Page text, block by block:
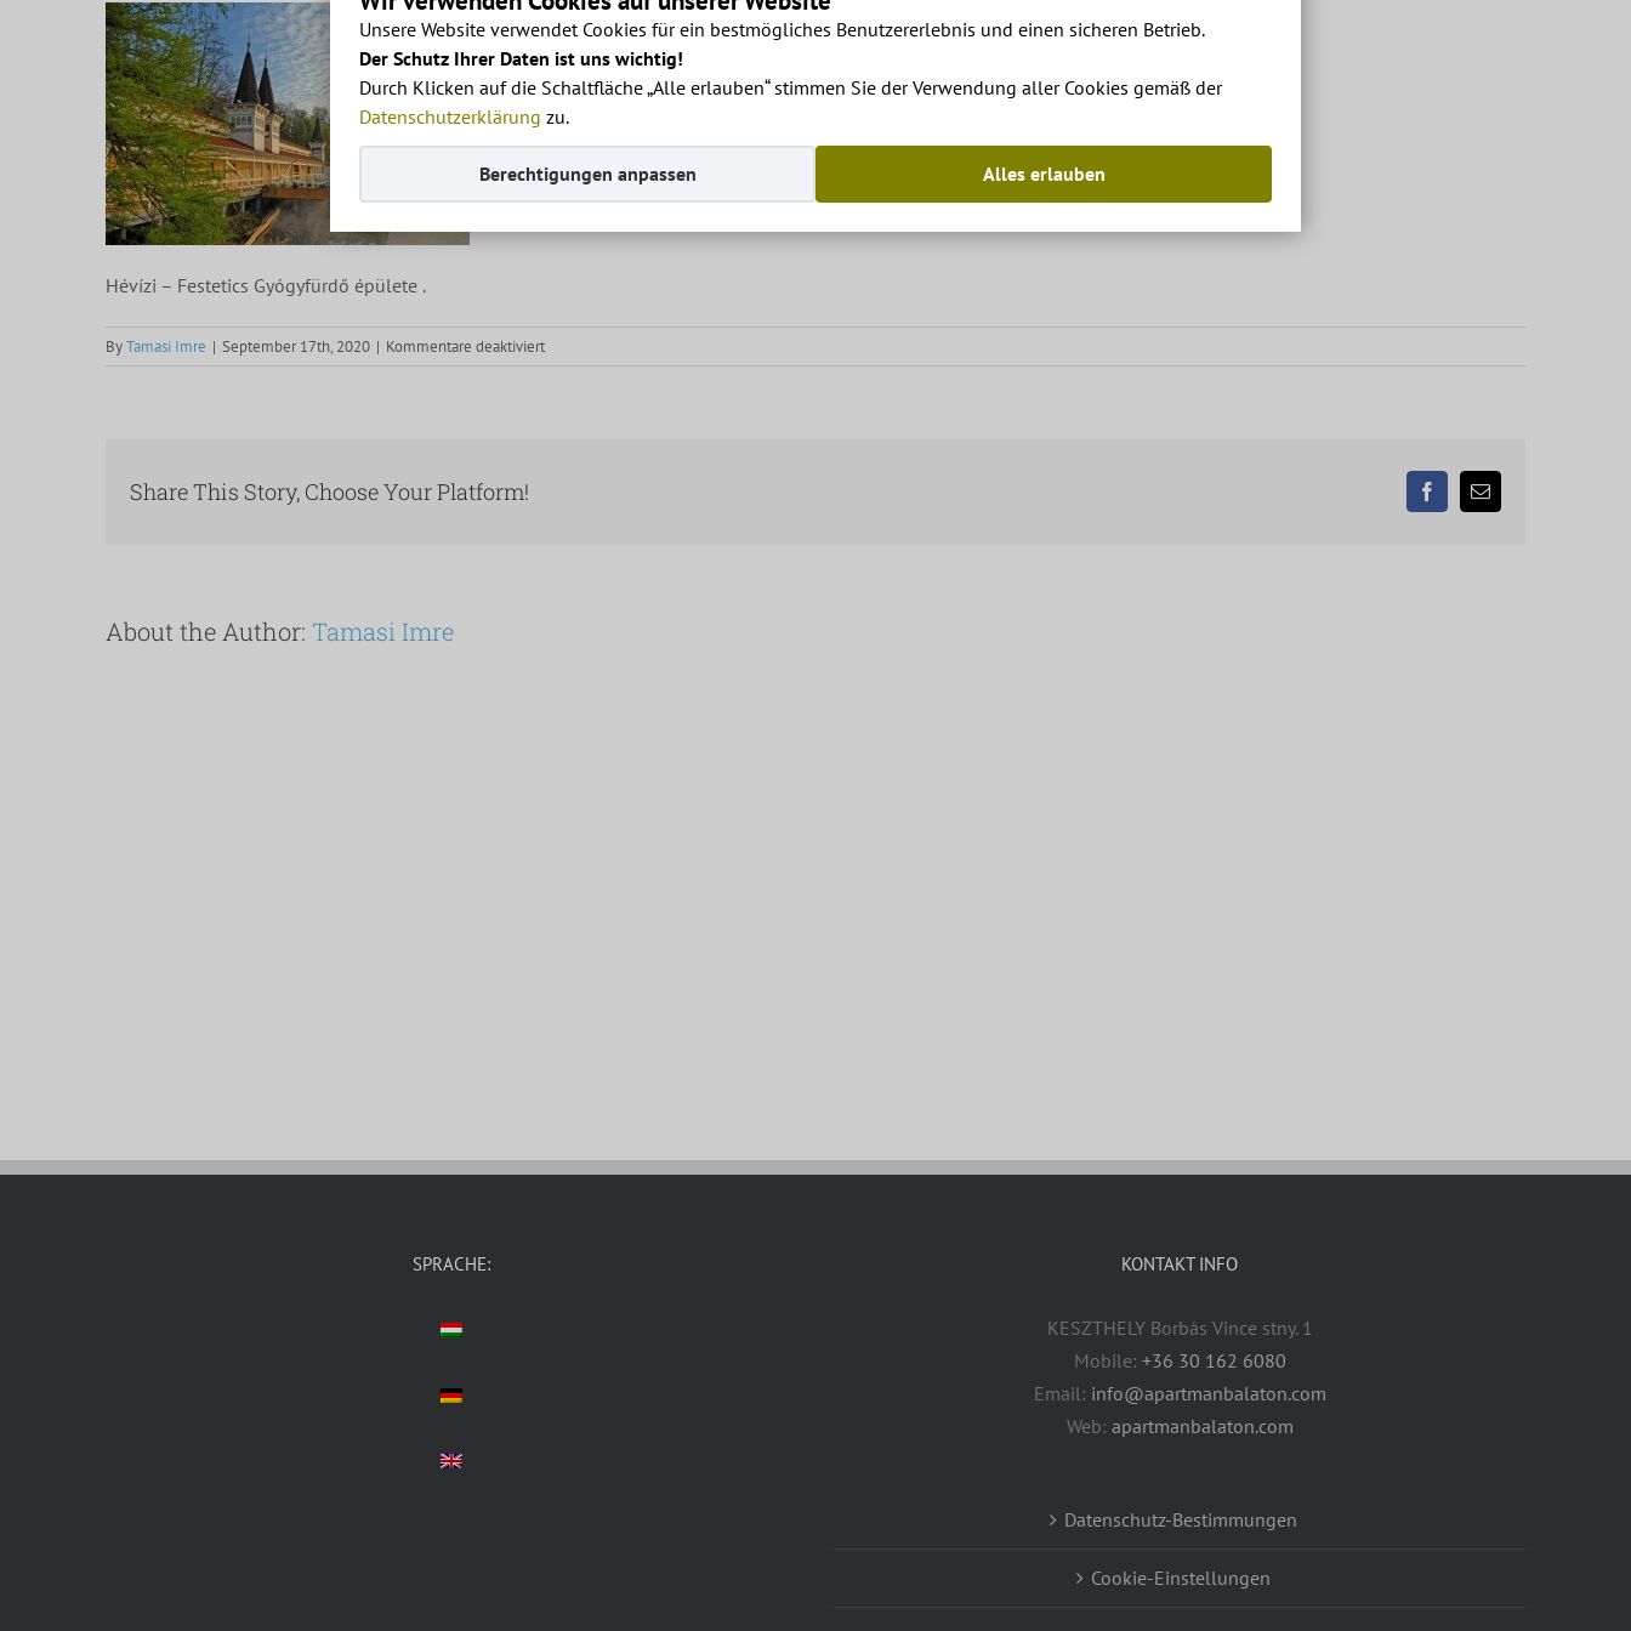
Unsere Website verwendet Cookies für ein bestmögliches Benutzererlebnis und einen sicheren Betrieb.
Der Schutz Ihrer Daten ist uns wichtig!
Durch Klicken auf die Schaltfläche „Alle erlauben“ stimmen Sie der Verwendung aller Cookies gemäß der
Datenschutzerklärung zu.
Alles erlauben
Berechtigungen anpassen
Hévízi – Festetics Gyógyfürdő épülete .
ByTamasi Imre | September 17th, 2020 | Kommentare deaktiviertfür
Hévízi
Share This Story, Choose Your Platform! FacebookEmail
About the Author: Tamasi Imre
SPRACHE: KONTAKT INFO
KESZTHELY Borbás Vince stny. 1
Mobile: +36 30 162 6080
Email: info@apartmanbalaton.com
Web: apartmanbalaton.com
Datenschutz-Bestimmungen
Cookie-Einstellungen